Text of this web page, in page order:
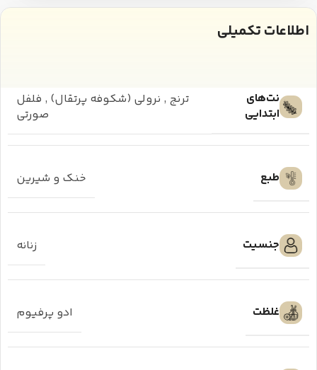
اطلاعات تکمیلی
نت‌های
ابتدایی
ترنج , نرولی (شکوفه پرتقال) , فلفل
صورتی
طبع خنک و شیرین
جنسیت زنانه
غلظت ادو پرفیوم